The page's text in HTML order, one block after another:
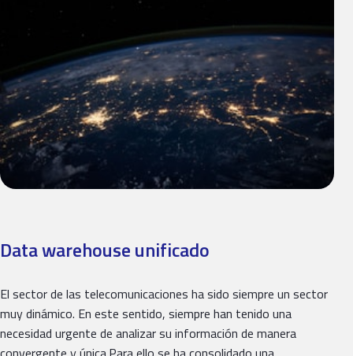
Data warehouse unificado
El sector de las telecomunicaciones ha sido siempre un sector
muy dinámico. En este sentido, siempre han tenido una
necesidad urgente de analizar su información de manera